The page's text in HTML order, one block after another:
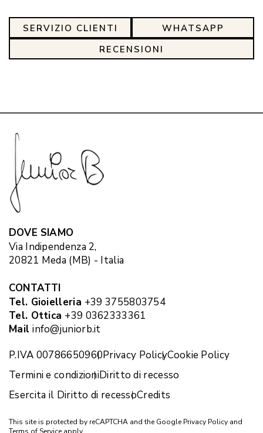
SERVIZIO CLIENTI
WHATSAPP
RECENSIONI
DOVE SIAMO
Via Indipendenza 2,
20821 Meda (MB) - Italia
CONTATTI
Tel. Gioielleria +39 3755803754
Tel. Ottica +39 0362333361
Mail info@juniorb.it
P.IVA 00786650960Privacy PolicyCookie Policy
Termini e condizioniDiritto di recesso
Esercita il Diritto di recessoCredits
This site is protected by reCAPTCHA and the Google Privacy Policy and
Terms of Service apply.